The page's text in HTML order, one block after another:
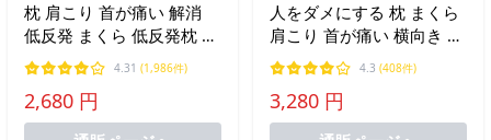
枕 肩こり 首が痛い 解消
低反発 まくら 低反発枕 横
向き 低め 安眠枕 ストレー
トネック 洗える枕カバー
4.31 (1,986件)
2,680 円
人をダメにする 枕 まくら
肩こり 首が痛い 横向き 人
気 おすすめ 枕 クリスマス
ギフト 安眠枕 送料無料 い
びき ストレートネック 快
眠 頸椎 ラッピング
4.3 (408件)
3,280 円